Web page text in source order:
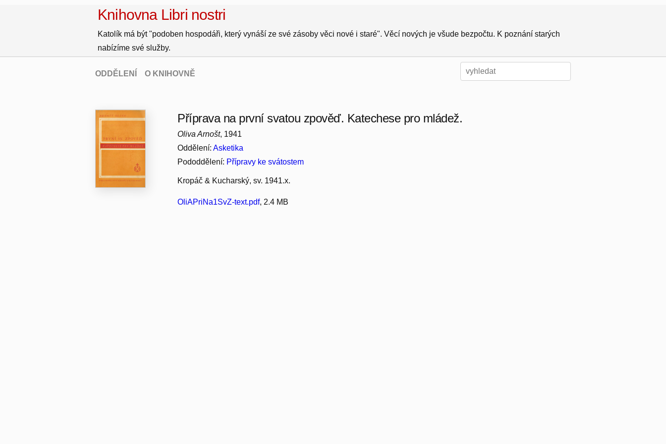
Knihovna Libri nostri
Katolík má být "podoben hospodáři, který vynáší ze své zásoby věci nové i staré". Věcí nových je všude bezpočtu. K poznání starých
nabízíme své služby.
ODDĚLENÍ O KNIHOVNĚ
Příprava na první svatou zpověď. Katechese pro mládež.
Oliva Arnošt, 1941
Oddělení:Asketika
Pododdělení: Přípravy ke svátostem
Kropáč & Kucharský, sv. 1941.x.
OliAPriNa1SvZ-text.pdf, 2.4 MB